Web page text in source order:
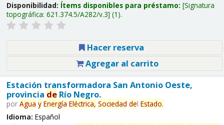
Disponibilidad: Ítems disponibles para préstamo: Signatura
topográfica: 621.374.5/A282/v.3 (1).
Hacer reserva
Agregar al carrito
Estación transformadora San Antonio Oeste,
provincia deRío Negro.
por Agua y Energía Eléctrica, Sociedad del Estado.
Idioma: Español